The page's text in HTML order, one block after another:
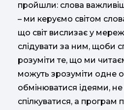
пройшли: слова
– ми керуємо світом
що світ вислизає у
слідувати за ним, щоби
розуміти те, що ми
можуть зрозуміти одне
обмінюватися ідеями,
спілкуватися, а програм